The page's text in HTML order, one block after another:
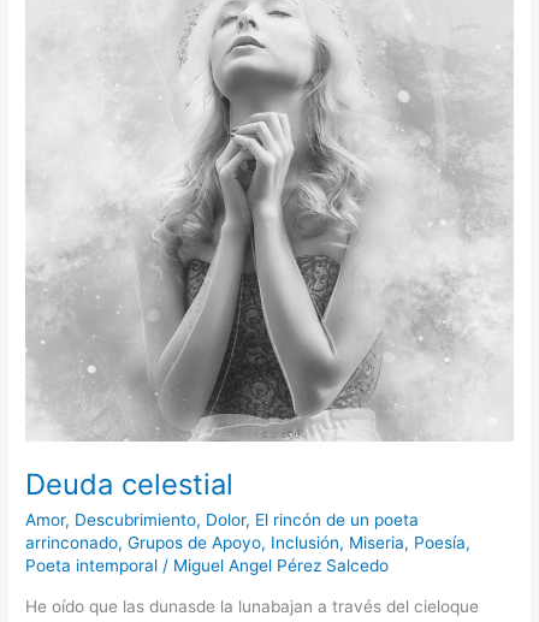
Deuda celestial
Amor, Descubrimiento, Dolor, El rincón de un poeta
arrinconado,Grupos de Apoyo, Inclusión, Miseria, Poesía,
Poeta intemporal / Miguel Angel Pérez Salcedo
He oído que las dunasde la lunabajan a través del cieloque